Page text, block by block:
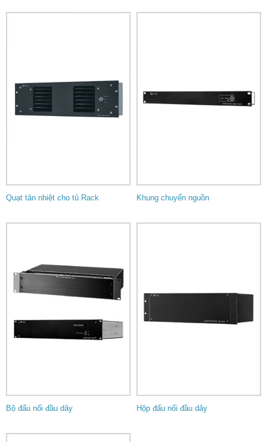
Quạt tản nhiệt cho tủ Rack Khung chuyển nguồn
Bộ đấu nối đầu dây Hộp đấu nối đầu dây